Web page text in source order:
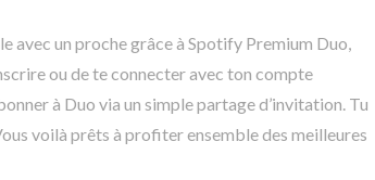
avec un proche grâce à Spotify Premium Duo,
ou de te connecter avec ton compte
à Duo via un simple partage d’invitation. Tu
voilà prêts à profiter ensemble des meilleures